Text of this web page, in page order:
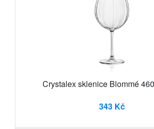
Crystalex sklenice Blommé
343 Kč